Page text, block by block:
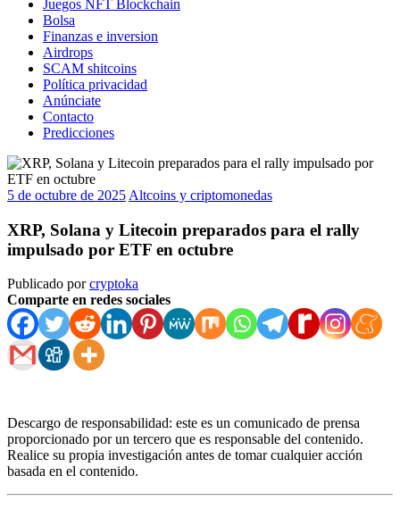
Juegos NFT Blockchain
Bolsa
Finanzas e inversion
Airdrops
SCAM shitcoins
Política privacidad
Anúnciate
Contacto
Predicciones
5 de octubre de 2025 Altcoins y criptomonedas
XRP, Solana y Litecoin preparados para el rally
impulsado por ETF en octubre
Publicado porcryptoka
Comparte en redes sociales
Descargo de responsabilidad: este es un comunicado de prensa
proporcionado por un tercero que es responsable del contenido.
Realice su propia investigación antes de tomar cualquier acción
basada en el contenido.